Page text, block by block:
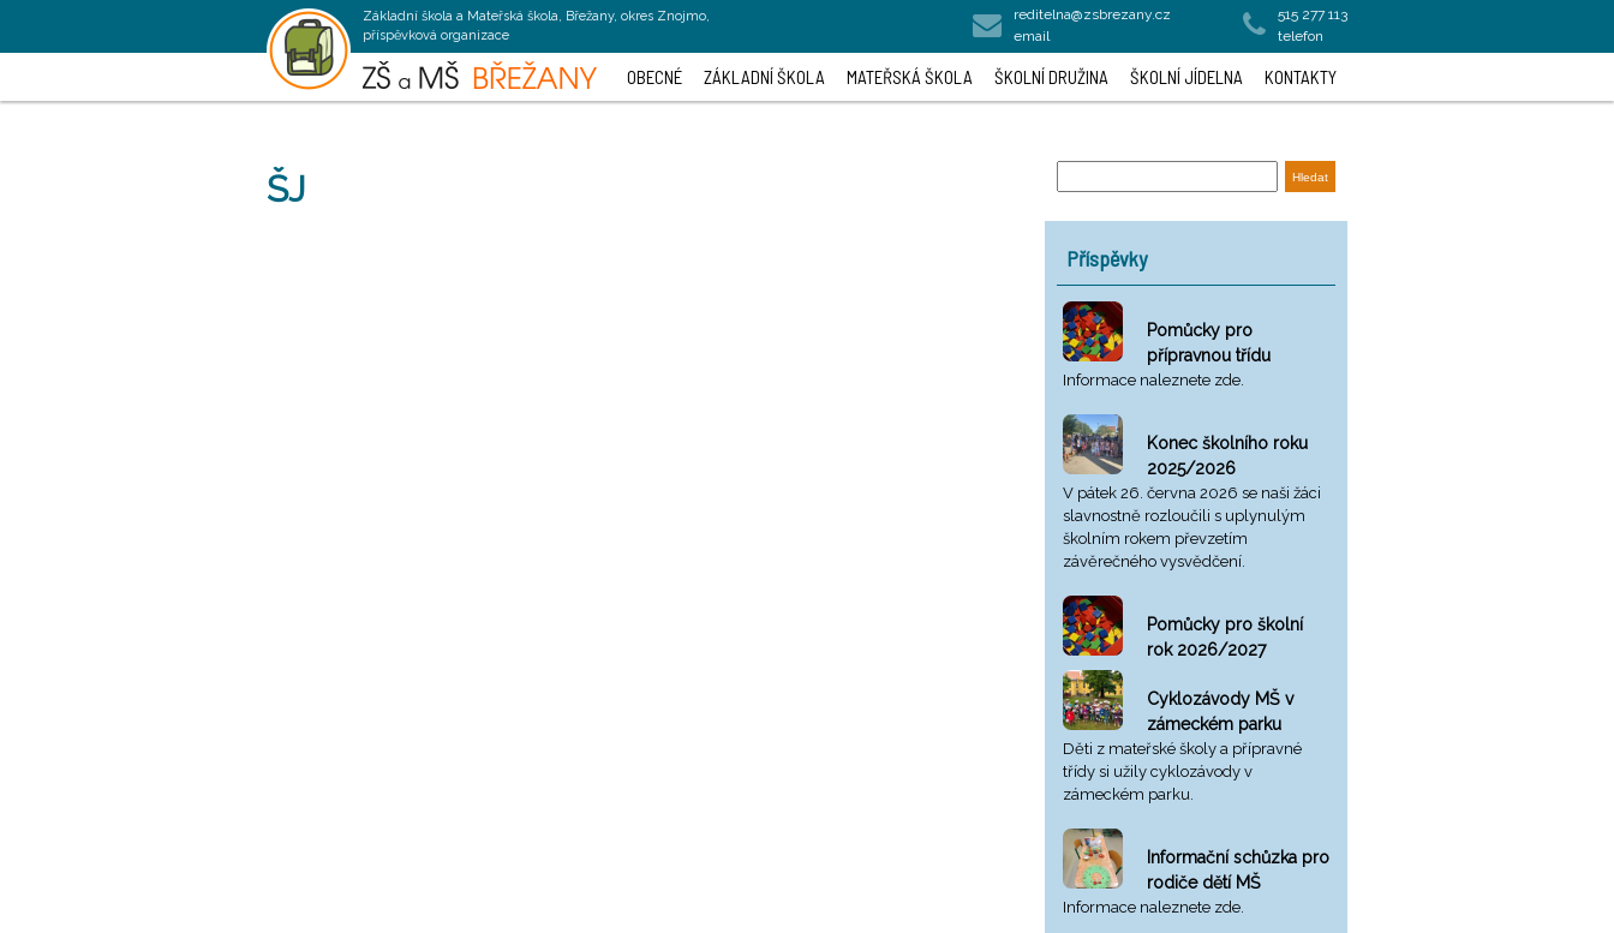
Základní škola a Mateřská škola, Břežany, okres Znojmo,
příspěvková organizace
reditelna@zsbrezany.cz
email
515 277 113
telefon
OBECNÉ ZÁKLADNÍ ŠKOLA MATEŘSKÁ ŠKOLA ŠKOLNÍ DRUŽINA ŠKOLNÍ JÍDELNA KONTAKTY
ŠJ
Příspěvky
Pomůcky pro
přípravnou třídu
Informace naleznete zde.
Konec školního roku
2025/2026
V pátek 26. června 2026 se naši žáci
slavnostně rozloučili s uplynulým
školním rokem převzetím
závěrečného vysvědčení.
Pomůcky pro školní
rok 2026/2027
Cyklozávody MŠ v
zámeckém parku
Děti z mateřské školy a přípravné
třídy si užily cyklozávody v
zámeckém parku.
Informační schůzka pro
rodiče dětí MŠ
Informace naleznete zde.